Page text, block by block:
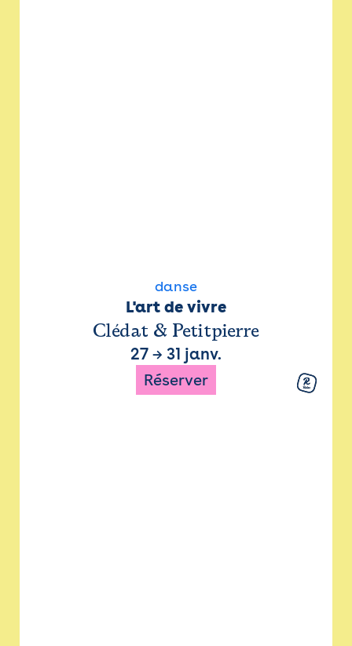
danse
L'art de vivre
Clédat & Petitpierre
27 → 31 janv.
Réserver